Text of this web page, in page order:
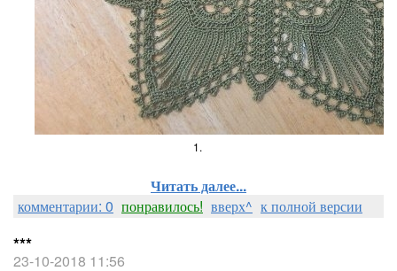
1.
Читать далее...
комментарии: 0 понравилось! вверх^ к полной версии
***
23-10-2018 11:56